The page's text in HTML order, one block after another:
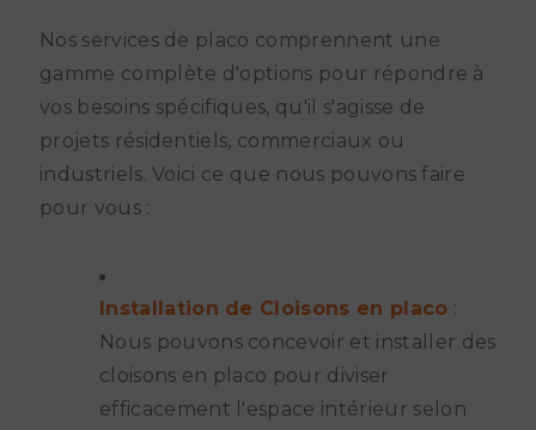
Nos services de placo comprennent une
gamme complète d'options pour répondre à
vos besoins spécifiques, qu'il s'agisse de
projets résidentiels, commerciaux ou
industriels. Voici ce que nous pouvons faire
pour vous :
Installation de Cloisons en placo :
Nous pouvons concevoir et installer des
cloisons en placo pour diviser
efficacement l'espace intérieur selon